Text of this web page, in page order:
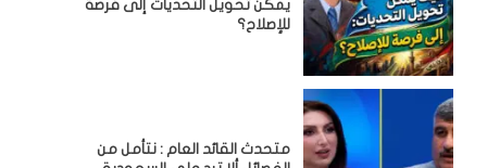
يمكن تحويل التحديات إلى فرصة
للإصلاح؟
متحدث القائد العام : نتأمل من